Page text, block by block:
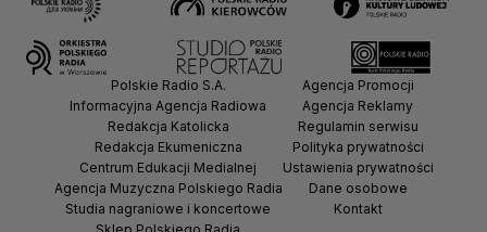
Polskie Radio S.A.
Informacyjna Agencja Radiowa
Redakcja Katolicka
Redakcja Ekumeniczna
Centrum Edukacji Medialnej
Agencja Muzyczna Polskiego Radia
Studia nagraniowe i koncertowe
Agencja Promocji
Agencja Reklamy
Regulamin serwisu
Polityka prywatności
Ustawienia prywatności
Dane osobowe
Kontakt